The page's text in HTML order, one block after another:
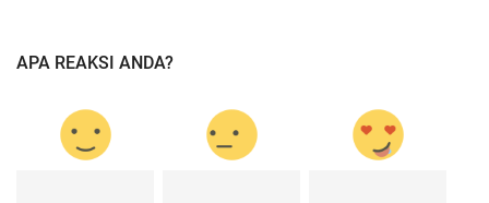
APA REAKSI ANDA?